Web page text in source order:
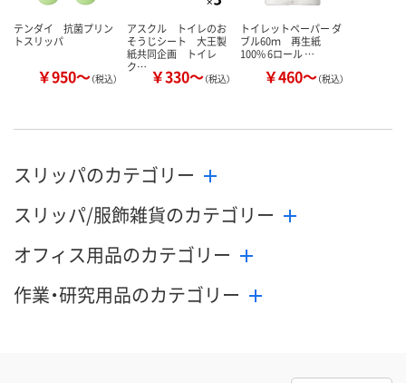
テンダイ 抗菌プリン
トスリッパ
￥950～（税込）
アスクル トイレのお
そうじシート 大王製
紙共同企画 トイレ
ク… ￥330～（税込）
トイレットペーパー ダ
ブル60ｍ 再生紙
100% 6ロール …
￥460～（税込）
スリッパのカテゴリー
スリッパ/服飾雑貨のカテゴリー
オフィス用品のカテゴリー
作業・研究用品のカテゴリー